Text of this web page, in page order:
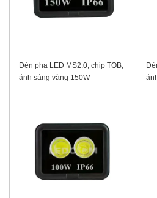
Đèn pha LED MS2.0, chip TOB,
ánh sáng vàng 150W